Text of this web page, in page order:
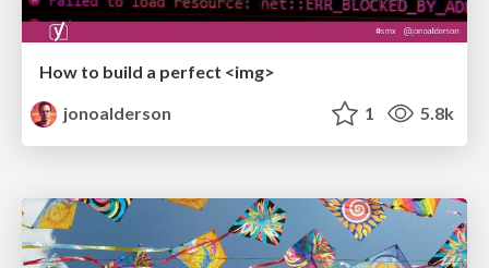
How to build a perfect <img>
jonoalderson
1 5.8k